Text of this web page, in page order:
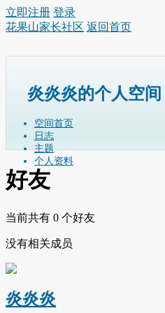
立即注册 登录
花果山家长社区 返回首页
炎炎炎的个人空间
空间首页
日志
主题
个人资料
好友
当前共有 0 个好友
没有相关成员
炎炎炎